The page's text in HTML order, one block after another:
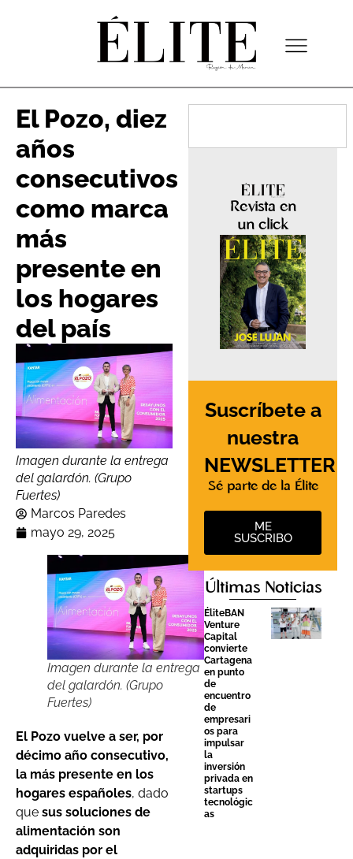
El Pozo, diez
años
consecutivos
como marca
más
presente en
los hogares
del país
Imagen durante la entrega
del galardón. (Grupo
Fuertes)
Marcos Paredes
mayo 29, 2025
Imagen durante la entrega
del galardón. (Grupo
Fuertes)
El Pozo vuelve a ser, por
décimo año consecutivo,
la más presente en los
hogares españoles, dado
que sus soluciones de
alimentación son
adquiridas por el
Revista en
un click
Suscríbete a
nuestra
NEWSLETTER
Sé parte de la Élite
ME
SUSCRIBO
Últimas Noticias
ÉliteBAN
Venture
Capital
convierte
Cartagena
en punto
de
encuentro
de
empresari
os para
impulsar
la
inversión
privada en
startups
tecnológic
as